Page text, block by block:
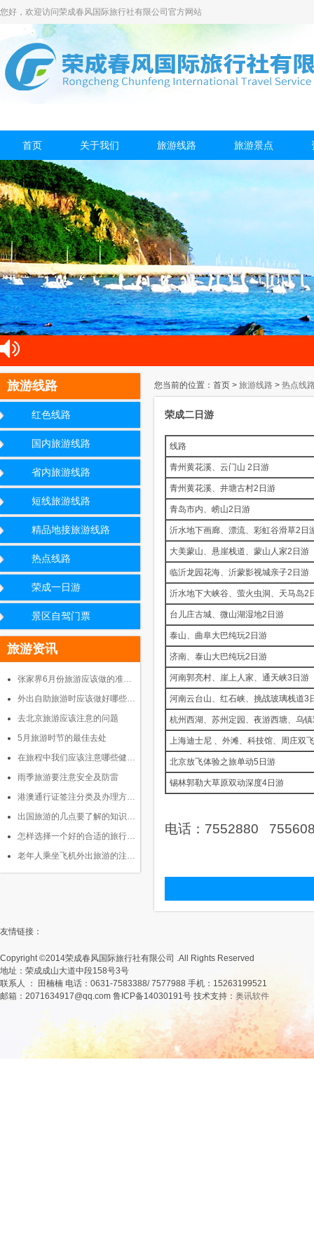
您好，欢迎访问荣成春风国际旅行社有限公司官方网站
首页 关于我们 旅游线路 旅游景点
旅游线路
红色线路
国内旅游线路
省内旅游线路
短线旅游线路
精品地接旅游线路
热点线路
荣成一日游
景区自驾门票
旅游资讯
张家界6月份旅游应该做的准…
外出自助旅游时应该做好哪些…
去北京旅游应该注意的问题
5月旅游时节的最佳去处
在旅程中我们应该注意哪些健…
雨季旅游要注意安全及防雷
港澳通行证签注分类及办理方…
出国旅游的几点要了解的知识…
怎样选择一个好的合适的旅行…
老年人乘坐飞机外出旅游的注…
您当前的位置：首页 > 旅游线路 > 热点线
荣成二日游
线路
青州黄花溪、云门山 2日游
青州黄花溪、井塘古村2日游
青岛市内、崂山2日游
沂水地下画廊、漂流、彩虹谷滑草2日
大美蒙山、悬崖栈道、蒙山人家2日游
临沂龙园花海、沂蒙影视城亲子2日游
沂水地下大峡谷、萤火虫洞、天马岛2
台儿庄古城、微山湖湿地2日游
泰山、曲阜大巴纯玩2日游
济南、泰山大巴纯玩2日游
河南郭亮村、崖上人家、通天峡3日游
河南云台山、红石峡、挑战玻璃栈道3
杭州西湖、苏州定园、夜游西塘、乌
上海迪士尼 、外滩、科技馆、周庄双
北京放飞体验之旅单动5日游
锡林郭勒大草原双动深度4日游
电话： 7552880
友情链接：
Copyright ©2014荣成春风国际旅行社有限公司 .All Rights Reserved
地址：荣成成山大道中段158号3号
联系人 ： 田楠楠 电话：0631-7583388/ 7577988 手机：15263199521
邮箱：2071634917@qq.com 鲁ICP备14030191号 技术支持： 奥讯软件